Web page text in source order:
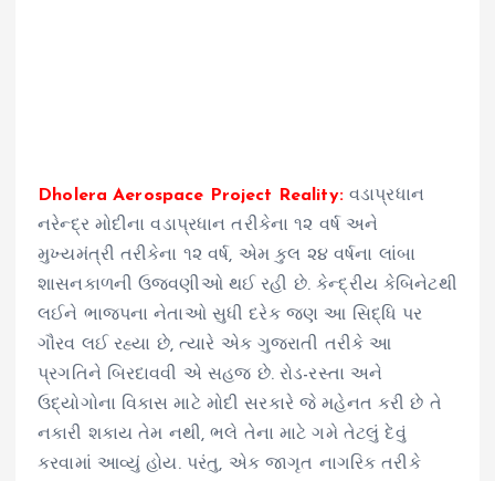
Dholera Aerospace Project Reality:વડાપ્રધાન
નરેન્દ્ર મોદીના વડાપ્રધાન તરીકેના ૧૨ વર્ષ અને
મુખ્યમંત્રી તરીકેના ૧૨ વર્ષ, એમ કુલ ૨૪ વર્ષના લાંબા
શાસનકાળની ઉજવણીઓ થઈ રહી છે. કેન્દ્રીય કેબિનેટથી
લઈને ભાજપના નેતાઓ સુધી દરેક જણ આ સિદ્ધિ પર
ગૌરવ લઈ રહ્યા છે, ત્યારે એક ગુજરાતી તરીકે આ
પ્રગતિને બિરદાવવી એ સહજ છે. રોડ-રસ્તા અને
ઉદ્યોગોના વિકાસ માટે મોદી સરકારે જે મહેનત કરી છે તે
નકારી શકાય તેમ નથી, ભલે તેના માટે ગમે તેટલું દેવું
કરવામાં આવ્યું હોય. પરંતુ, એક જાગૃત નાગરિક તરીકે